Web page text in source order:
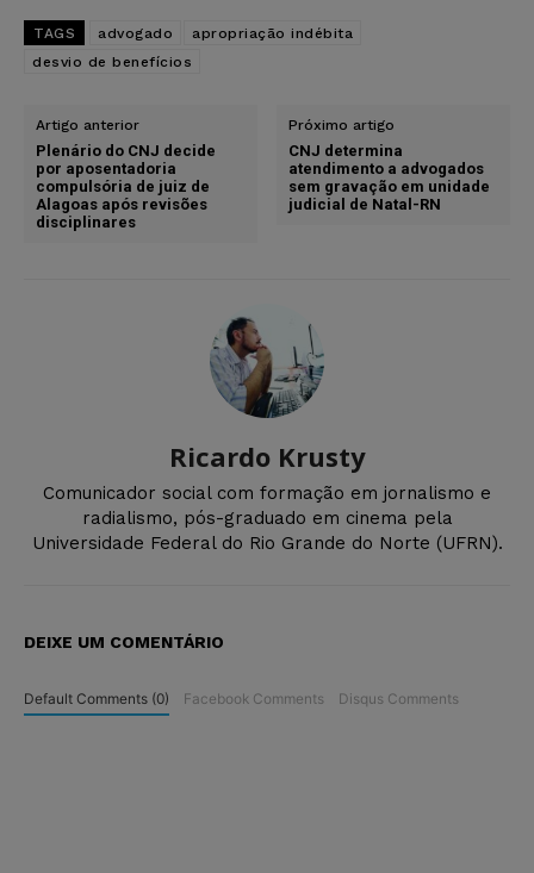
TAGS advogado
apropriação indébita
desvio de benefícios
Artigo anterior
Plenário do CNJ decide
por aposentadoria
compulsória de juiz de
Alagoas após revisões
disciplinares
Próximo artigo
CNJ determina
atendimento a advogados
sem gravação em unidade
judicial de Natal-RN
Ricardo Krusty
Comunicador social com formação em jornalismo e
radialismo, pós-graduado em cinema pela
Universidade Federal do Rio Grande do Norte (UFRN).
DEIXE UM COMENTÁRIO
Default Comments (0) Facebook Comments Disqus Comments